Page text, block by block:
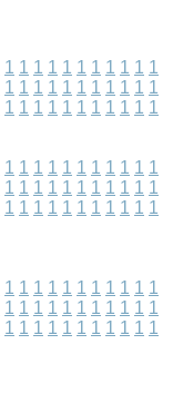
1 1 1 1 1 1 1 1 1 1 1
1 1 1 1 1 1 1 1 1 1 1
1 1 1 1 1 1 1 1 1 1 1
1 1 1 1 1 1 1 1 1 1 1
1 1 1 1 1 1 1 1 1 1 1
1 1 1 1 1 1 1 1 1 1 1
1 1 1 1 1 1 1 1 1 1 1
1 1 1 1 1 1 1 1 1 1 1
1 1 1 1 1 1 1 1 1 1 1